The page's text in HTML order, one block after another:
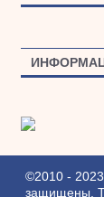
©2010 -
защищены.